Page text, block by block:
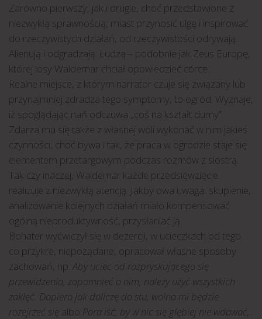
Zarówno pierwszy, jak i drugie, choć przedstawione z
niezwykłą sprawnością, miast przynosić ulgę i inspirować
do rzeczywistych działań, od rzeczywistości odrywają.
Alienują i odgradzają. Łudzą – podobnie jak Zeus Europę,
której losy Waldemar chciał opowiedzieć córce.
Realne miejsce, z którym narrator czuje się związany lub
przynajmniej zdradza tego symptomy, to ogród. Wyznaje,
iż spoglądając nań odczuwa „coś na kształt dumy”.
Zdarza mu się także z własnej woli wykonać w nim jakieś
czynności, choć bywa i tak, że praca w ogrodzie staje się
elementem przetargowym podczas rozmów z siostrą.
Tak czy inaczej, Waldemar każde przedsięwzięcie
realizuje z niezwykłą atencją. Jakby owa uwaga, skupienie,
analizowanie kolejnych działań miało kompensować
ogólną nieproduktywność, przysłaniać ją.
Bohater wyćwiczył się w dezercji, w ucieczkach od tego
co przykre, niepożądane, opracował własne sposoby
zachowań, np. Aby uciec od rozpryskującego się
przewidzenia, zapomnieć o nim, należy użyć wszystkich
zaklęć. Dopiero jak doliczę do stu, wolno mi będzie
rozejrzeć się albo Pora iść, by w nic się głębiej nie wdawać,